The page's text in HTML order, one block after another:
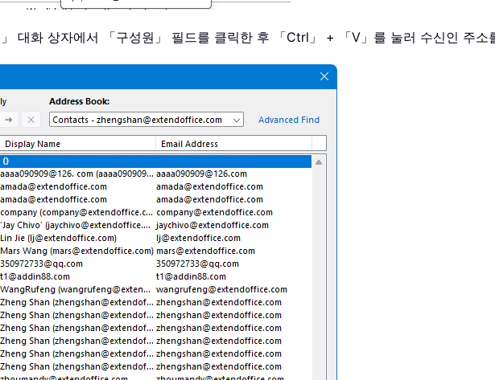
대화 상자에서 「구성원」 필드를 클릭한 후 「Ctrl」 + 「V」를 눌러 수신인 주소